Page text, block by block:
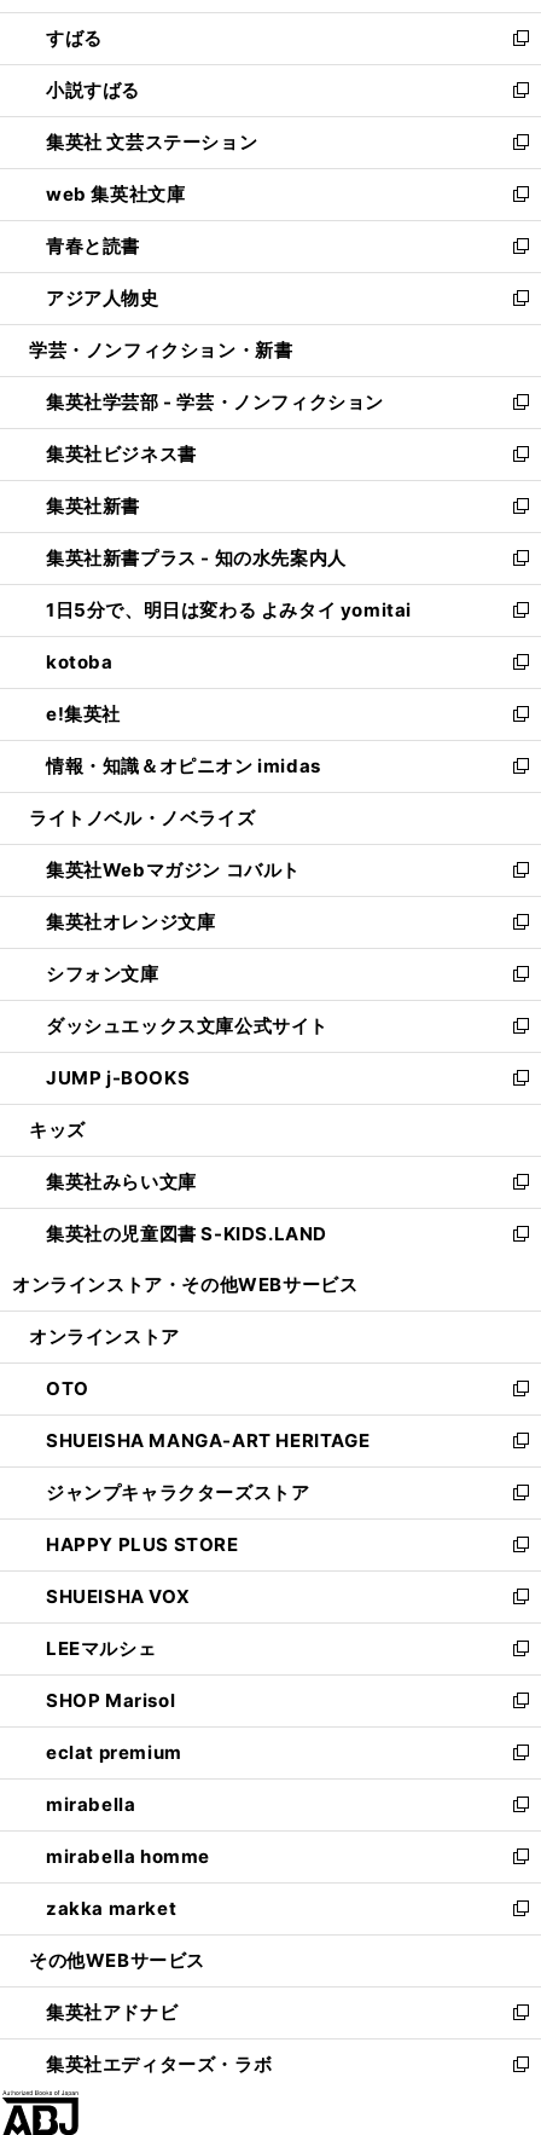
開
く
ウ
で
開
く
ン
ド
ウ
で
開
く
すばる
新
し
い
ウ
ィ
ン
ド
ウ
で
開
く
小説すばる
新
し
い
ウ
ィ
ン
ド
ウ
で
開
集英社 文芸ステーション
新
し
い
ウ
ィ
ン
ド
ウ
開
く
web 集英社文庫
新
し
い
ウ
ィ
ン
ウ
で
開
く
青春と読書
新
し
い
ウ
ン
ド
ウ
で
開
く
アジア人物史
新
し
ウ
ィ
ン
ド
ウ
で
開
く
学芸・ノンフィクション・新書
集英社学芸部 - 学芸・ノンフィクション
新
し
い
ウ
ィ
ン
ド
ウ
で
開
く
集英社ビジネス書
新
し
い
ウ
ィ
ン
ド
ウ
で
開
く
集英社新書
新
し
い
ウ
ィ
ン
ド
ウ
で
開
く
集英社新書プラス - 知の水先案内人
新
し
い
ウ
ィ
ン
ド
ウ
で
開
1日5分で、明日は変わる よみタイ yomitai
新
し
い
ウ
ィ
ン
ド
ウ
開
く
kotoba
新
し
い
ウ
ィ
ン
ウ
で
開
く
e!集英社
新
し
い
ウ
ン
ド
ウ
で
開
く
情報・知識＆オピニオン imidas
新
し
ウ
ィ
ン
ド
ウ
で
開
く
ライトノベル・ノベライズ
集英社Webマガジン コバルト
新
し
い
ウ
ィ
ン
ド
ウ
で
開
集英社オレンジ文庫
新
し
い
ウ
ィ
ン
ド
ウ
開
く
シフォン文庫
新
し
い
ウ
ィ
ン
ウ
で
開
く
ダッシュエックス文庫公式サイト
新
し
い
ウ
ン
ド
ウ
で
JUMP j-BOOKS
新
し
ウ
ィ
ン
ド
開
キッズ
集英社みらい文庫
新
し
い
ン
ウ
で
開
く
集英社の児童図書 S-KIDS.LAND
新
ウ
ン
ド
ウ
で
開
く
オンラインストア・ その他WEBサービス
オンラインストア
OTO
新
し
い
ウ
ィ
ン
ド
ウ
で
開
く
SHUEISHA MANGA-ART HERITAGE
新
し
い
ウ
ィ
ン
ド
ウ
で
開
く
ジャンプキャラクターズストア
新
し
い
ウ
ィ
ン
ド
ウ
で
開
く
HAPPY PLUS STORE
新
し
い
ウ
ィ
ン
ド
ウ
で
開
く
SHUEISHA VOX
新
し
い
ウ
ィ
ン
ド
ウ
で
開
く
LEEマルシェ
新
し
い
ウ
ィ
ン
ド
ウ
で
開
く
SHOP Marisol
新
し
い
ウ
ィ
ン
ド
ウ
で
開
eclat premium
新
し
い
ウ
ィ
ン
ド
ウ
開
く
mirabella
新
し
い
ウ
ィ
ン
ウ
で
開
く
mirabella homme
新
し
い
ウ
ン
ド
ウ
で
zakka market
新
し
ウ
ィ
ン
ド
その他WEBサービス
集英社アドナビ
新
し
い
集英社エディターズ・ラボ
新